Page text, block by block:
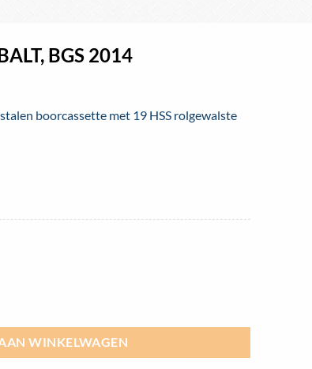
BGS 2014
boorcassette met 19 HSS rolgewalste
WINKELWAGEN